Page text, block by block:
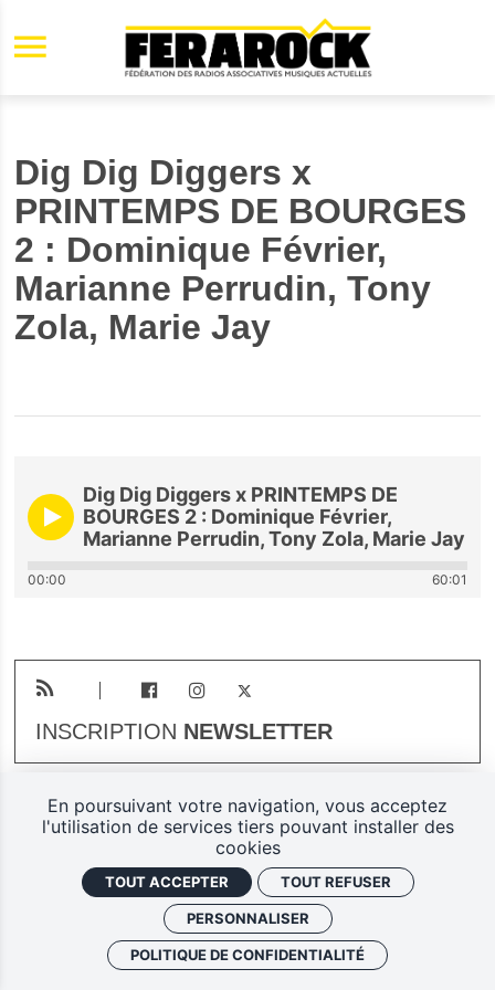
Aller au contenu principal
Dig Dig Diggers x
PRINTEMPS DE BOURGES
2 : Dominique Février,
Marianne Perrudin, Tony
Zola, Marie Jay
Dig Dig Diggers x PRINTEMPS DE
BOURGES 2 : Dominique Février,
Marianne Perrudin, Tony Zola, Marie Jay
00:00 60:01
INSCRIPTION NEWSLETTER
Plan du site
Mentions légales
Politique de confidentialité
Ferarock.org, une réalisation
En poursuivant votre navigation, vous acceptez
l'utilisation de services tiers pouvant installer des
cookies
TOUT ACCEPTER TOUT REFUSER
PERSONNALISER
POLITIQUE DE CONFIDENTIALITÉ